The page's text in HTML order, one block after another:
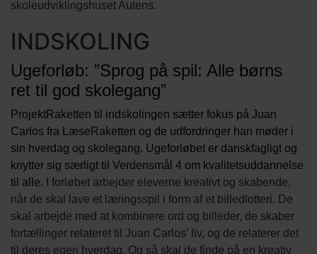
skoleudviklingshuset Autens.
INDSKOLING
Ugeforløb: ”Sprog på spil: Alle børns
ret til god skolegang”
ProjektRaketten til indskolingen sætter fokus på Juan
Carlos fra LæseRaketten og de udfordringer han møder i
sin hverdag og skolegang. Ugeforløbet er danskfagligt og
knytter sig særligt til Verdensmål 4 om kvalitetsuddannelse
til alle.
I forløbet arbejder eleverne kreativt og skabende,
når de skal lave et læringsspil i form af et billedlotteri. De
skal arbejde med at kombinere ord og billeder, de skaber
fortællinger relateret til Juan Carlos’ liv, og de relaterer det
til deres egen hverdag. Og så skal de finde på en kreativ